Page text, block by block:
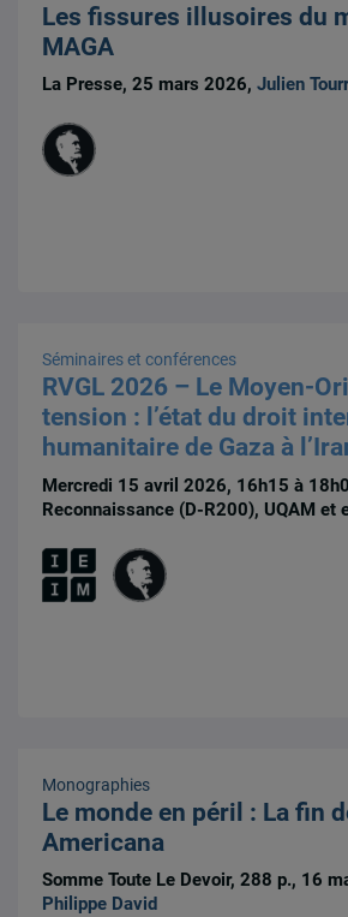
Les fissures illusoires du
MAGA
La Presse, 25 mars 2026,Julien
Séminaires et conférences
RVGL 2026 – Le Moyen-
tension : l’état du droit
humanitaire de Gaza à
Mercredi 15 avril 2026, 16h15 à
Reconnaissance (D-R200), UQAM et
Monographies
Le monde en péril : La fin
Americana
Somme Toute Le Devoir, 288 p., 16
Philippe David